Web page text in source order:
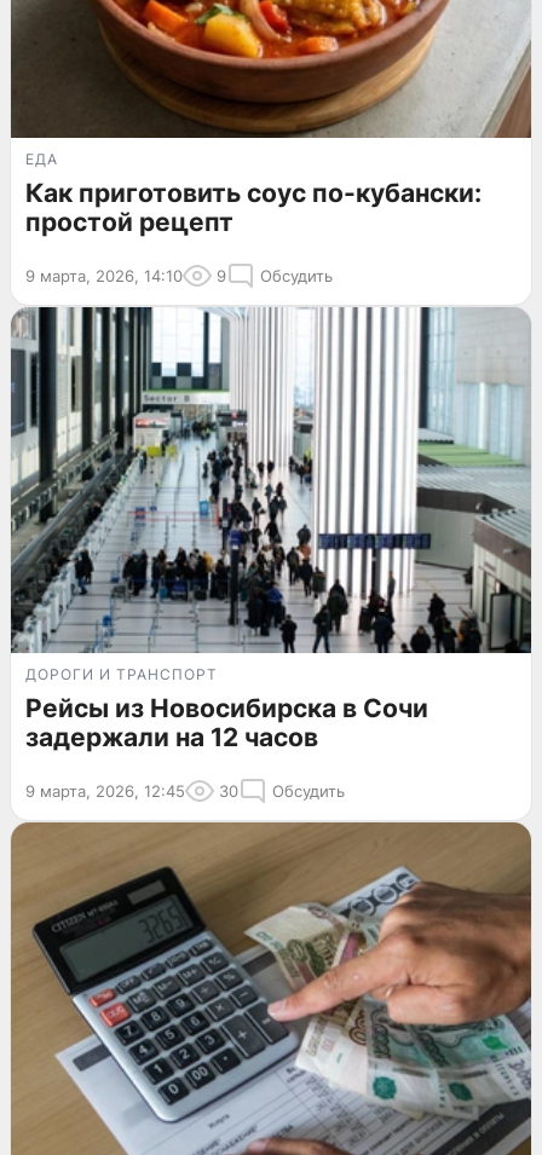
ЕДА
Как приготовить соус по-кубански:
простой рецепт
9 марта, 2026, 14:10 9 Обсудить
ДОРОГИ И ТРАНСПОРТ
Рейсы из Новосибирска в Сочи
задержали на 12 часов
9 марта, 2026, 12:45 30 Обсудить